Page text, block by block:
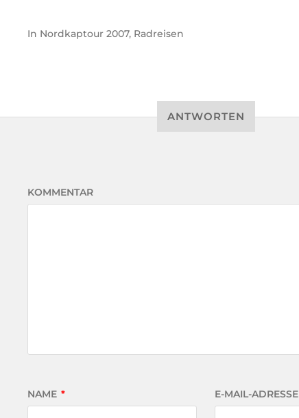
In Nordkaptour 2007, Radreisen
ANTWORTEN
KOMMENTAR
NAME * E-MAIL-ADRESSE